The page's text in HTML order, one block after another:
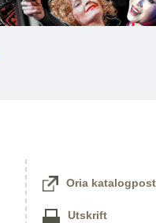
Oria katalogpost
Utskrift